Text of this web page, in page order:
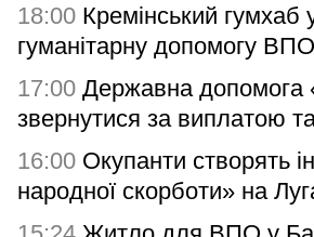
18:00 Кремінський гумхаб
гуманітарну допомогу ВПО
17:00 Державна допомога
звернутися за виплатою
16:00 Окупанти створять
народної скорботи» на